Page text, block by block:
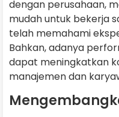
dengan perusahaan,
mudah untuk bekerja
telah memahami
Bahkan, adanya
dapat meningkatkan
manajemen dan